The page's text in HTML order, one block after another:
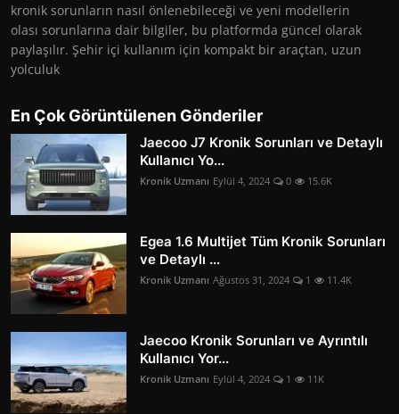
kronik sorunların nasıl önlenebileceği ve yeni modellerin
olası sorunlarına dair bilgiler, bu platformda güncel olarak
paylaşılır. Şehir içi kullanım için kompakt bir araçtan, uzun
yolculuk
En Çok Görüntülenen Gönderiler
Jaecoo J7 Kronik Sorunları ve Detaylı
Kullanıcı Yo...
Kronik Uzmanı Eylül 4, 2024 0 15.6K
Egea 1.6 Multijet Tüm Kronik Sorunları
ve Detaylı ...
Kronik Uzmanı Ağustos 31, 2024 1 11.4K
Jaecoo Kronik Sorunları ve Ayrıntılı
Kullanıcı Yor...
Kronik Uzmanı Eylül 4, 2024 1 11K